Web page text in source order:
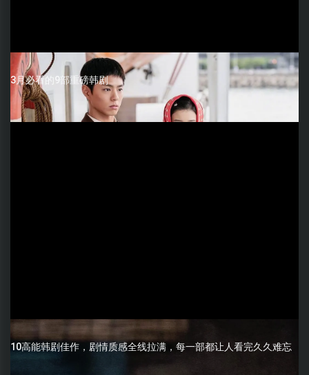
3月必看的9部重磅韩剧
10高能韩剧佳作，剧情质感全线拉满，每一部都让人看完久久难忘